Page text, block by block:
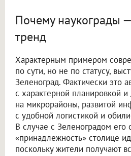
Почему наукограды
тренд
Характерным примером
по сути, но не по статусу,
Зеленоград. Фактически это
с характерной планировкой
на микрорайоны, развитой
с удобной логистикой и
В случае с Зеленоградом его
«принадлежность» столице
поскольку жители получают